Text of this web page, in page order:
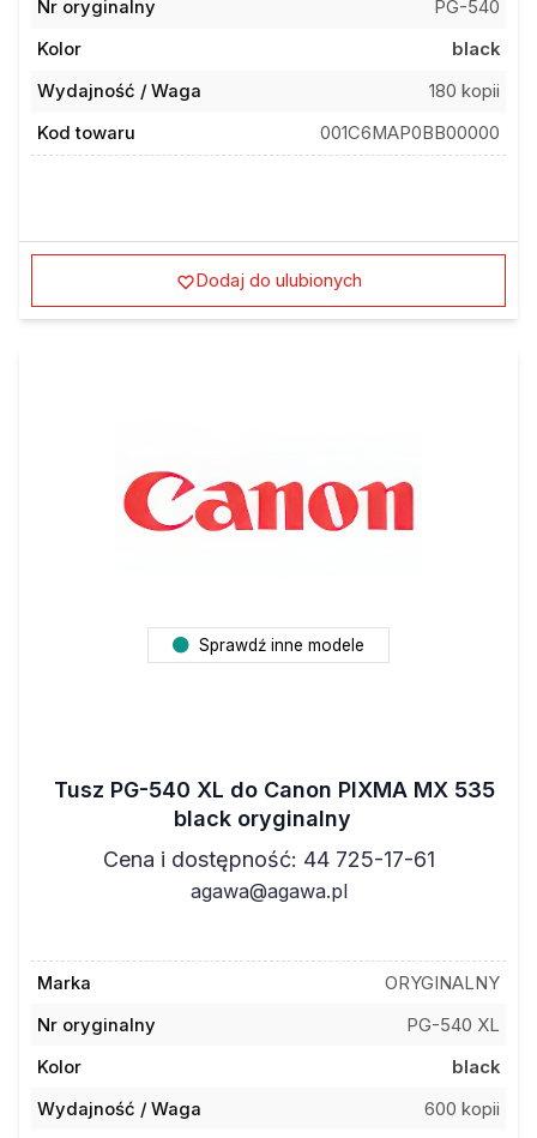
Nr oryginalny
PG-540
Kolor
black
Wydajność / Waga
180 kopii
Kod towaru
001C6MAP0BB00000
Dodaj do ulubionych
Sprawdź inne modele
Tusz PG-540 XL do Canon PIXMA MX 535
black oryginalny
Cena i dostępność: 44 725-17-61
agawa@agawa.pl
Marka
ORYGINALNY
Nr oryginalny
PG-540 XL
Kolor
black
Wydajność / Waga
600 kopii